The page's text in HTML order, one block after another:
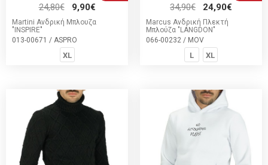
24,80€ 9,90€
Martini Ανδρική Μπλουζα
"INSPIRE"
013-00671 / ASPRO
XL
34,90€ 24,90€
Marcus Ανδρική Πλεκτή
Μπλούζα "LANGDON"
066-00232 / MOV
L XL